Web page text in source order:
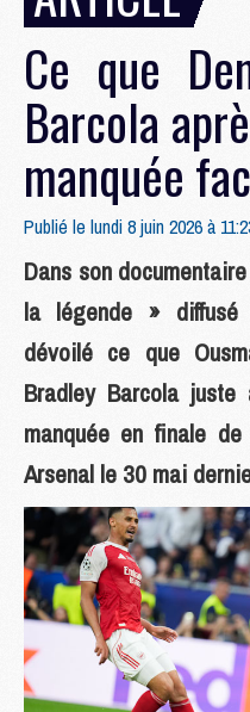
Ce que
Barcola
manquée
Publié le lundi 8 juin 2026 à
Dans son
la légende » diffusé
dévoilé ce que
Bradley Barcola
manquée en finale
Arsenal le 30 mai